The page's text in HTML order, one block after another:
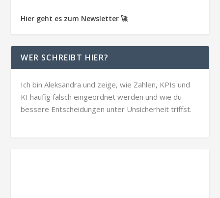
Hier geht es zum Newsletter 🚀
WER SCHREIBT HIER?
Ich bin Aleksandra und zeige, wie Zahlen, KPIs und
KI häufig falsch eingeordnet werden und wie du
bessere Entscheidungen unter Unsicherheit triffst.